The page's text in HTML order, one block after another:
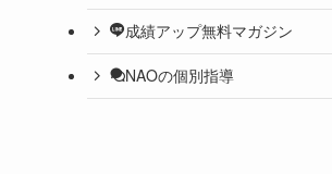
成績アップ無料マガジン
NAOの個別指導